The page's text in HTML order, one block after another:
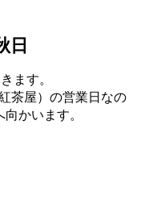
日
ます。
紅茶屋）の営業日なの
かいます。